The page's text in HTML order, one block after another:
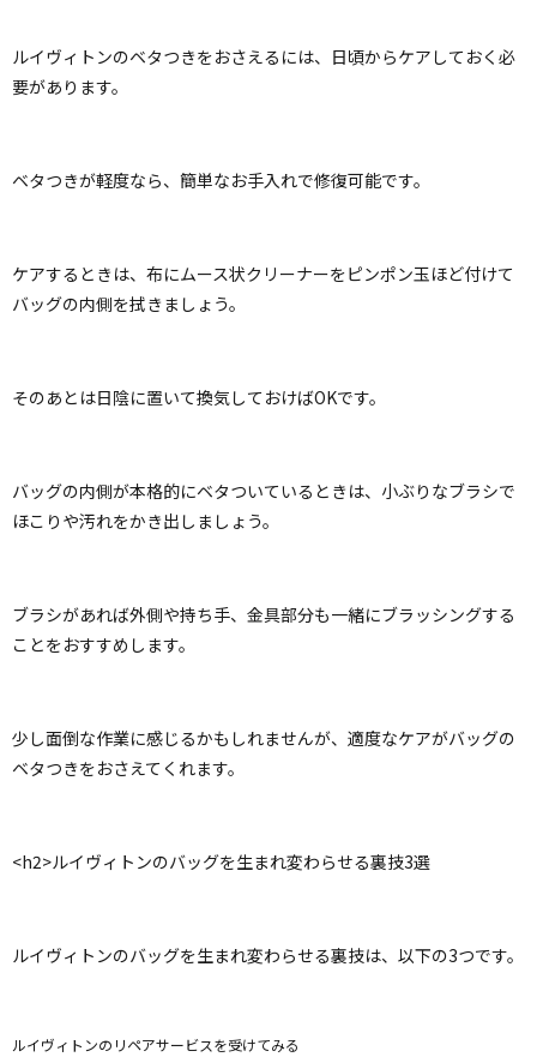
ルイヴィトンのベタつきをおさえるには、日頃からケアしておく必
要があります。
ベタつきが軽度なら、簡単なお手入れで修復可能です。
ケアするときは、布にムース状クリーナーをピンポン玉ほど付けて
バッグの内側を拭きましょう。
そのあとは日陰に置いて換気しておけばOKです。
バッグの内側が本格的にベタついているときは、小ぶりなブラシで
ほこりや汚れをかき出しましょう。
ブラシがあれば外側や持ち手、金具部分も一緒にブラッシングする
ことをおすすめします。
少し面倒な作業に感じるかもしれませんが、適度なケアがバッグの
ベタつきをおさえてくれます。
<h2>ルイヴィトンのバッグを生まれ変わらせる裏技3選
ルイヴィトンのバッグを生まれ変わらせる裏技は、以下の3つです。
ルイヴィトンのリペアサービスを受けてみる